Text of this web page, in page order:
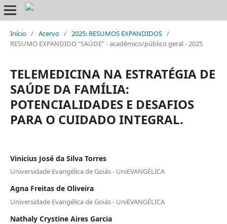
Início / Acervo / 2025: RESUMOS EXPANDIDOS /
RESUMO EXPANDIDO "SAÚDE" - acadêmico/público geral - 2025
TELEMEDICINA NA ESTRATÉGIA DE
SAÚDE DA FAMÍLIA:
POTENCIALIDADES E DESAFIOS
PARA O CUIDADO INTEGRAL.
Vinicius José da Silva Torres
Universidade Evangélica de Goiás - UniEVANGÉLICA
Agna Freitas de Oliveira
Universidade Evangélica de Goiás - UniEVANGÉLICA
Nathaly Crystine Aires Garcia